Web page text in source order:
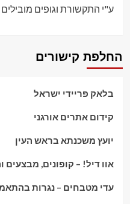
ע"י התקשורת וגופים מובילים
החלפת קישורים
בלאק פריידי ישראל
קידום אתרים אורגני
יועץ משכנתא בראש העין
אוו דיל! – קופונים, מבצעים
עדי מטבחים – נגרות